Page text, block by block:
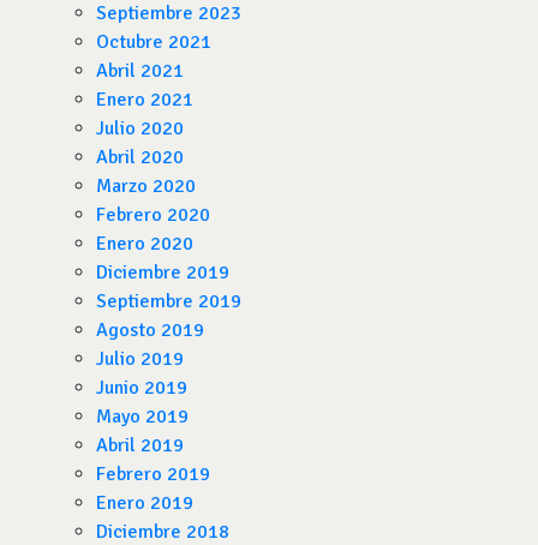
Septiembre 2023
Octubre 2021
Abril 2021
Enero 2021
Julio 2020
Abril 2020
Marzo 2020
Febrero 2020
Enero 2020
Diciembre 2019
Septiembre 2019
Agosto 2019
Julio 2019
Junio 2019
Mayo 2019
Abril 2019
Febrero 2019
Enero 2019
Diciembre 2018